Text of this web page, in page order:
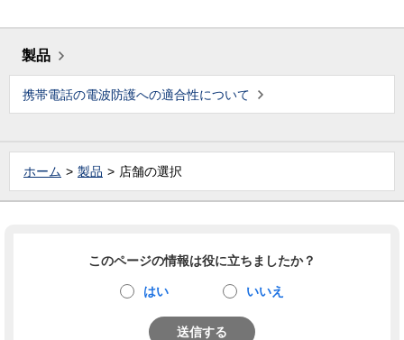
製品
携帯電話の電波防護への適合性について
ホーム 製品 店舗の選択
このページの情報は役に立ちましたか？
はい いいえ
送信する